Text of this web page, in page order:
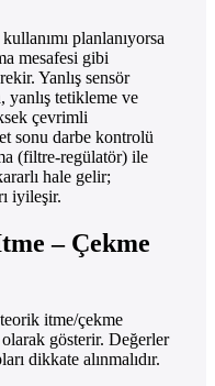
planlanıyorsa
mesafesi gibi
Yanlış sensör
yanlış tetikleme ve
çevrimli
sonu darbe kontrolü
(filtre-regülatör) ile
hale gelir;
iyileşir.
– Çekme
itme/çekme
gösterir. Değerler
dikkate alınmalıdır.